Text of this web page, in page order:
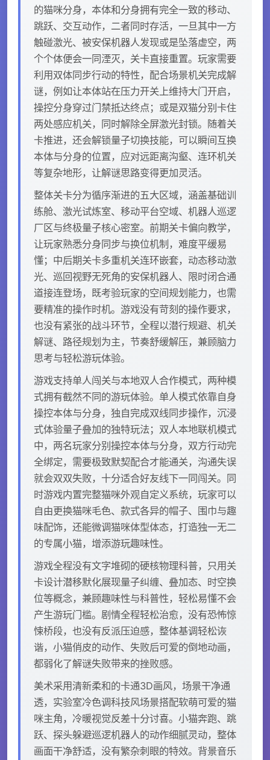
的猫咪分身，本体和分身拥有完全一致的移动、
跳跃、交互动作，二者同时存活，一旦其中一方
触碰激光、被安保机器人发现或是坠落虚空，两
个个体便会一同湮灭，关卡直接重置。玩家需要
利用双体同步行动的特性，配合场景机关完成解
谜，例如让本体站在压力开关上维持大门开启，
操控分身穿过门禁抵达终点；或是双猫分别卡住
两处感应机关，同时解除全屏激光封锁。随着关
卡推进，还会解锁量子切换技能，可以瞬间互换
本体与分身的位置，应对远距离沟壑、连环机关
等复杂地形，让解谜思路变得更加灵活。
整体关卡分为循序渐进的五大区域，涵盖基础训
练舱、激光试炼室、移动平台空域、机器人巡逻
厂区与终极量子核心密室。前期关卡偏向教学，
让玩家熟悉分身同步与换位机制，难度平缓易
懂；中后期关卡多重机关连环嵌套，动态移动激
光、巡回视野无死角的安保机器人、限时闭合通
道接连登场，既考验玩家的空间规划能力，也需
要精准的操作时机。游戏没有苛刻的操作要求，
也没有紧张的战斗环节，全程以潜行规避、机关
解谜、路径规划为主，节奏舒缓解压，兼顾脑力
思考与轻松游玩体验。
游戏支持单人闯关与本地双人合作模式，两种模
式拥有截然不同的游玩体验。单人模式依靠自身
操控本体与分身，独自完成双线同步操作，沉浸
式体验量子叠加的独特玩法；双人本地联机模式
中，两名玩家分别操控本体与分身，双方行动完
全绑定，需要极致默契配合才能通关，沟通失误
就会双双失败，十分适合好友线下一同闯关。同
时游戏内置完整猫咪外观自定义系统，玩家可以
自由更换猫咪毛色、款式各异的帽子、围巾与趣
味配饰，还能微调猫咪体型体态，打造独一无二
的专属小猫，增添游玩趣味性。
游戏全程没有文字堆砌的硬核物理科普，只用关
卡设计潜移默化展现量子纠缠、叠加态、时空换
位等概念，兼顾趣味性与科普性，轻松易懂不会
产生游玩门槛。剧情全程轻松治愈，没有恐怖惊
悚桥段，也没有反派压迫感，整体基调轻松诙
谐，小猫俏皮的动作、失败后可爱的倒地动画，
都弱化了解谜失败带来的挫败感。
美术采用清新柔和的卡通3D画风，场景干净通
透，实验室冷色调科技风场景搭配软萌可爱的猫
咪主角，冷暖视觉反差十分讨喜。小猫奔跑、跳
跃、探头躲避巡逻机器人的动作细腻灵动，整体
画面干净舒适，没有繁杂刺眼的特效。背景音乐